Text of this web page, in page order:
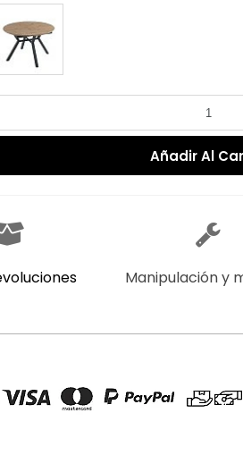
Añadir Al
Manipulación y